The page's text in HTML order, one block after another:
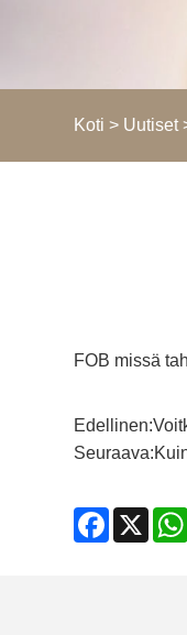
Koti > Uutiset
FOB missä
Edellinen:
Seuraava:
Facebook
X